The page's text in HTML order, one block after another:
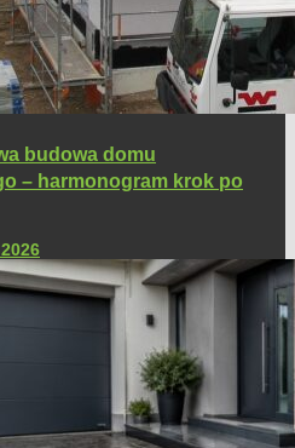
budowa domu
– harmonogram krok po